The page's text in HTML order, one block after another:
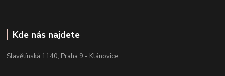
Kde nás najdete
Slavětínská 1140, Praha 9 - Klánovice